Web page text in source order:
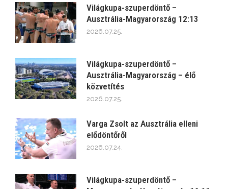
Világkupa-szuperdöntő –
Ausztrália-Magyarország 12:13
2026.07.25.
Világkupa-szuperdöntő –
Ausztrália-Magyarország – élő
közvetítés
2026.07.25.
Varga Zsolt az Ausztrália elleni
elődöntőről
2026.07.24.
Világkupa-szuperdöntő –